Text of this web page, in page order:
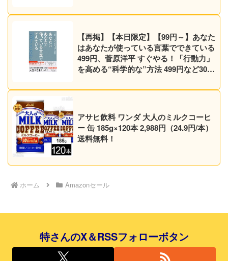
【再掲】【本日限定】【99円～】あなた
はあなたが使っている言葉でできている
499円、菅原洋平 すぐやる！「行動力」
を高める“科学的な”方法 499円など30作
アサヒ飲料 ワンダ 大人のミルクコーヒ
ー 缶 185g×120本 2,988円（24.9円/本）
送料無料！
ホーム Amazonセール
特さんのX＆RSSフォローボタン